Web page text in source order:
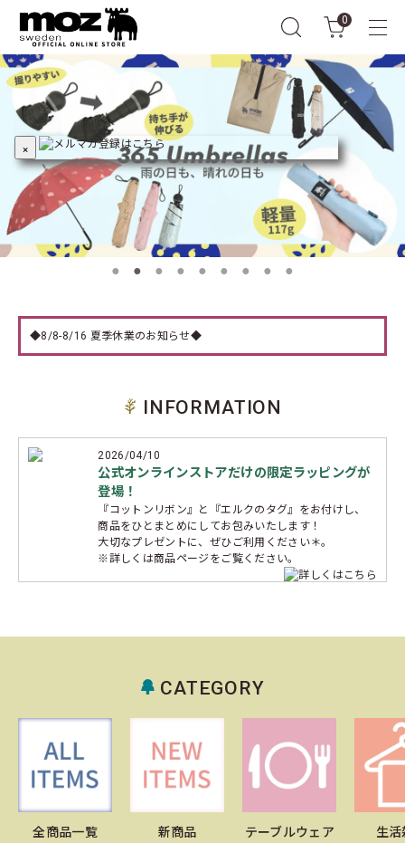
0
◆8/8-8/16 夏季休業のお知らせ◆
INFORMATION
2026/04/10
公式オンラインストアだけの限定ラッピングが
登場！
『コットンリボン』と『エルクのタグ』をお付けし、
商品をひとまとめにしてお包みいたします！
大切なプレゼントに、ぜひご利用ください＊。
※詳しくは商品ページをご覧ください。
公式オンラインストアで5,000円以上ご購入の
『くしゃっと丸めて5秒で収納 !大容量のエコバッグビ
色使いがおしゃれなショルダー付きバッグです。
※先着で無くなり次第終了
※３色の中からいずれか１点をご購入商品に同封しま
2025/12/15
CATEGORY
全商品一覧 新商品 テーブルウェア 生活
×